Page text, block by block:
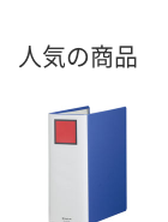
人気の商品